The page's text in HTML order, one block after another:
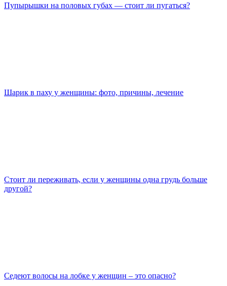
Пупырышки на половых губах — стоит ли пугаться?
Шарик в паху у женщины: фото, причины, лечение
Стоит ли переживать, если у женщины одна грудь больше
другой?
Седеют волосы на лобке у женщин – это опасно?